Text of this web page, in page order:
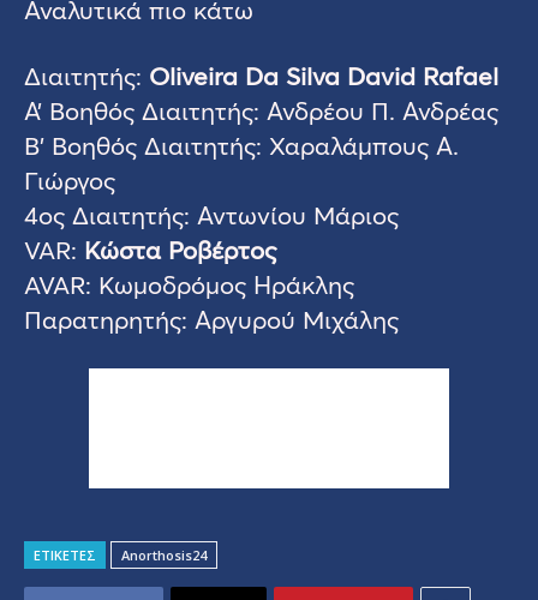
Αναλυτικά πιο κάτω
Διαιτητής: Oliveira Da Silva David Rafael
Α’ Βοηθός Διαιτητής: Ανδρέου Π. Ανδρέας
Β’ Βοηθός Διαιτητής: Χαραλάμπους Α.
Γιώργος
4ος Διαιτητής: Αντωνίου Μάριος
VAR: Κώστα Ροβέρτος
AVAR: Κωμοδρόμος Ηράκλης
Παρατηρητής: Αργυρού Μιχάλης
ΕΤΙΚΕΤΕΣ Anorthosis24